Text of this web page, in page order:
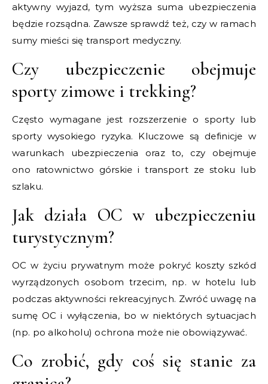
aktywny wyjazd, tym wyższa suma ubezpieczenia
będzie rozsądna. Zawsze sprawdź też, czy w ramach
sumy mieści się transport medyczny.
Czy ubezpieczenie obejmuje
sporty zimowe i trekking?
Często wymagane jest rozszerzenie o sporty lub
sporty wysokiego ryzyka. Kluczowe są definicje w
warunkach ubezpieczenia oraz to, czy obejmuje
ono ratownictwo górskie i transport ze stoku lub
szlaku.
Jak działa OC w ubezpieczeniu
turystycznym?
OC w życiu prywatnym może pokryć koszty szkód
wyrządzonych osobom trzecim, np. w hotelu lub
podczas aktywności rekreacyjnych. Zwróć uwagę na
sumę OC i wyłączenia, bo w niektórych sytuacjach
(np. po alkoholu) ochrona może nie obowiązywać.
Co zrobić, gdy coś się stanie za